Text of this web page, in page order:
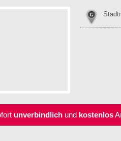
unverbindlich und kostenlos